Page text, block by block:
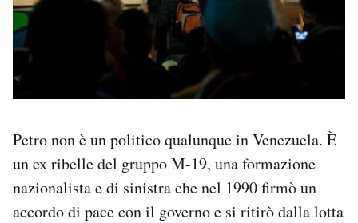
Petro non è un politico qualunque in Venezuela. È
un ex ribelle del gruppo M-19, una formazione
nazionalista e di sinistra che nel 1990 firmò un
accordo di pace con il governo e si ritirò dalla lotta